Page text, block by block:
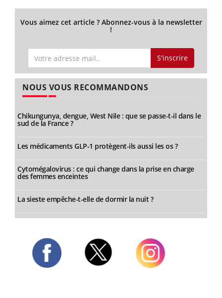
Vous aimez cet article ? Abonnez-vous à la newsletter
!
S'inscrire
NOUS VOUS RECOMMANDONS
Chikungunya, dengue, West Nile : que se passe-t-il dans le
sud de la France ?
Les médicaments GLP-1 protègent-ils aussi les os ?
Cytomégalovirus : ce qui change dans la prise en charge
des femmes enceintes
La sieste empêche-t-elle de dormir la nuit ?